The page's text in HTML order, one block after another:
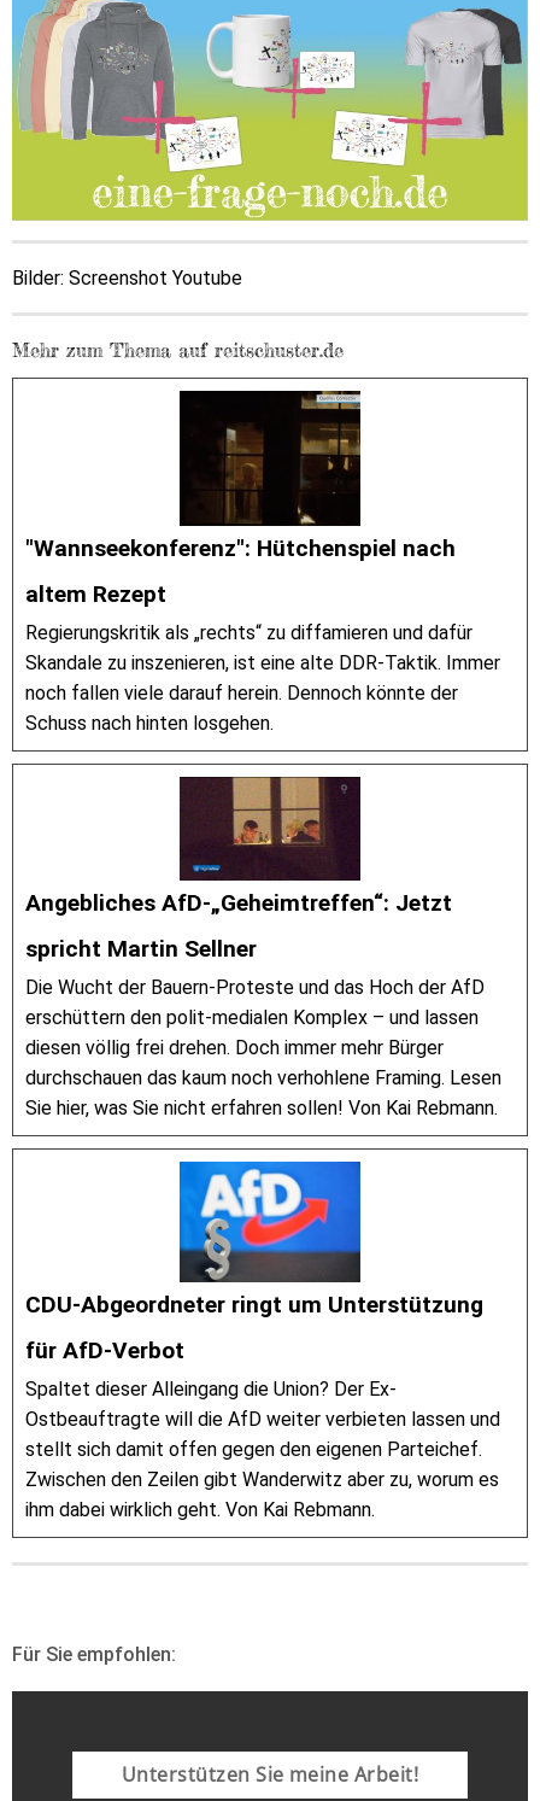
Bilder: Screenshot Youtube
Mehr zum Thema auf reitschuster.de
"Wannseekonferenz": Hütchenspiel nach
altem Rezept
Regierungskritik als „rechts“ zu diffamieren und dafür
Skandale zu inszenieren, ist eine alte DDR-Taktik. Immer
noch fallen viele darauf herein. Dennoch könnte der
Schuss nach hinten losgehen.
Angebliches AfD-„Geheimtreffen“: Jetzt
spricht Martin Sellner
Die Wucht der Bauern-Proteste und das Hoch der AfD
erschüttern den polit-medialen Komplex – und lassen
diesen völlig frei drehen. Doch immer mehr Bürger
durchschauen das kaum noch verhohlene Framing. Lesen
Sie hier, was Sie nicht erfahren sollen! Von Kai Rebmann.
CDU-Abgeordneter ringt um Unterstützung
für AfD-Verbot
Spaltet dieser Alleingang die Union? Der Ex-
Ostbeauftragte will die AfD weiter verbieten lassen und
stellt sich damit offen gegen den eigenen Parteichef.
Zwischen den Zeilen gibt Wanderwitz aber zu, worum es
ihm dabei wirklich geht. Von Kai Rebmann.
Für Sie empfohlen:
Unterstützen Sie meine Arbeit!